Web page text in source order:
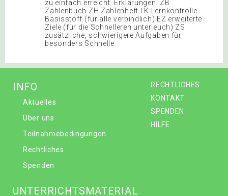
zu einfach erreicht. Erklärungen: ZB
Zahlenbuch ZH Zahlenheft LK Lernkontrolle
Basisstoff (für alle verbindlich) EZ erweiterte
Ziele (für die Schnelleren unter euch) ZS
zusätzliche, schwierigere Aufgaben für
besonders Schnelle
RECHTLICHES
KONTAKT
SPENDEN
HILFE
INFO
Aktuelles
Über uns
Teilnahmebedingungen
Rechtliches
Spenden
UNTERRICHTSMATERIAL